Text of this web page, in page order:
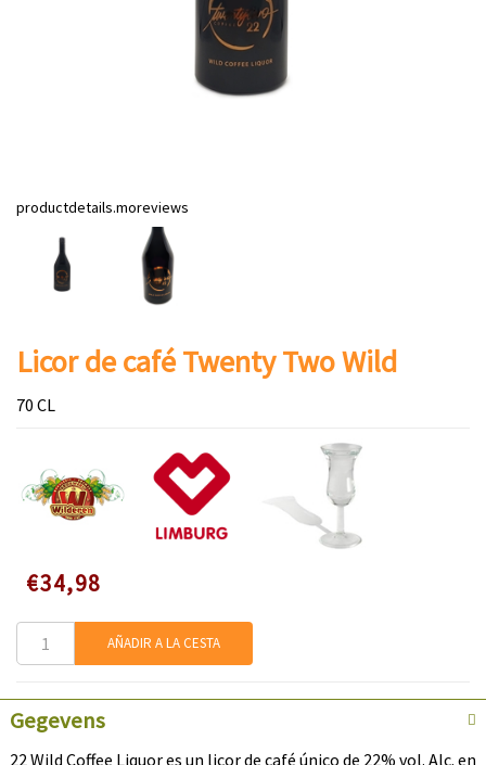
productdetails.moreviews
Licor de café Twenty Two Wild
70 CL
Speciale
prijs
€34,98
AÑADIR A LA CESTA
Gegevens
22 Wild Coffee Liquor es un licor de café único de 22% vol. Alc. en